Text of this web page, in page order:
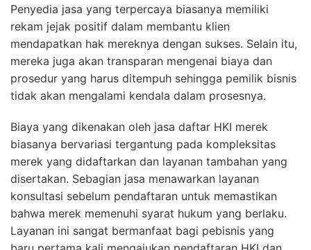
Penyedia jasa yang terpercaya biasanya memiliki
rekam jejak positif dalam membantu klien
mendapatkan hak mereknya dengan sukses. Selain itu,
mereka juga akan transparan mengenai biaya dan
prosedur yang harus ditempuh sehingga pemilik bisnis
tidak akan mengalami kendala dalam prosesnya.
Biaya yang dikenakan oleh jasa daftar HKI merek
biasanya bervariasi tergantung pada kompleksitas
merek yang didaftarkan dan layanan tambahan yang
disertakan. Sebagian jasa menawarkan layanan
konsultasi sebelum pendaftaran untuk memastikan
bahwa merek memenuhi syarat hukum yang berlaku.
Layanan ini sangat bermanfaat bagi pebisnis yang